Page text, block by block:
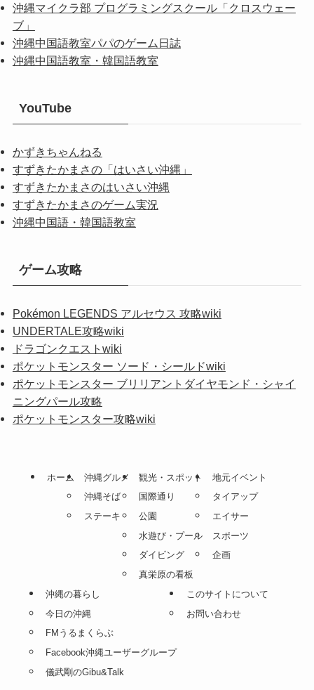
沖縄マイクラ部 プログラミングスクール「クロスウェー
ブ」
沖縄中国語教室パパのゲーム日誌
沖縄中国語教室・韓国語教室
YouTube
かずきちゃんねる
すずきたかまさの「はいさい沖縄」
すずきたかまさのはいさい沖縄
すずきたかまさのゲーム実況
沖縄中国語・韓国語教室
ゲーム攻略
Pokémon LEGENDS アルセウス 攻略wiki
UNDERTALE攻略wiki
ドラゴンクエストwiki
ポケットモンスター ソード・シールドwiki
ポケットモンスター ブリリアントダイヤモンド・シャイ
ニングパール攻略
ポケットモンスター攻略wiki
ホーム
沖縄グルメ
沖縄そば
ステーキ
観光・スポット
国際通り
公園
水遊び・プール
ダイビング
真栄原の看板
地元イベント
タイアップ
エイサー
スポーツ
企画
沖縄の暮らし
今日の沖縄
FMうるまくらぶ
Facebook沖縄ユーザーグループ
儀武剛のGibu&Talk
このサイトについて
お問い合わせ